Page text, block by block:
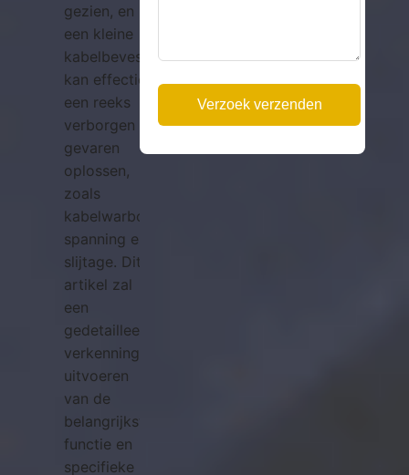
gezien, en
een kleine
kabelbevestigingsgesp
kan effectief
een reeks
verborgen
gevaren
oplossen,
zoals
kabelwarboel,
spanning en
slijtage. Dit
artikel zal
een
gedetailleerde
verkenning
uitvoeren
van de
belangrijkste
functie en
specifieke